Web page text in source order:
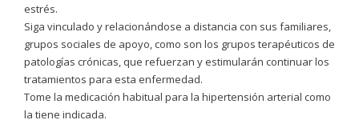
estrés.
Siga vinculado y relacionándose a distancia con sus familiares,
grupos sociales de apoyo, como son los grupos terapéuticos de
patologías crónicas, que refuerzan y estimularán continuar los
tratamientos para esta enfermedad.
Tome la medicación habitual para la hipertensión arterial como
la tiene indicada.